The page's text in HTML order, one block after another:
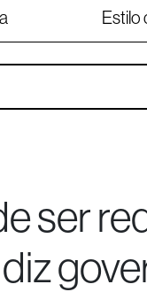
Estilo
ser